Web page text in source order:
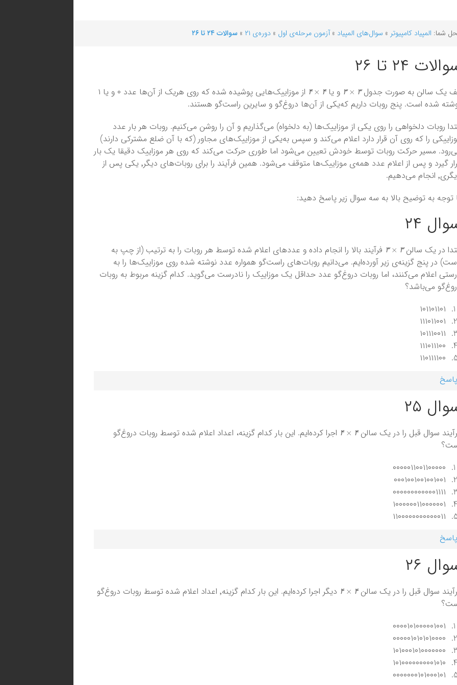
شما: المپیاد کامپیوتر » سوال‌های المپیاد »آزمون مرحله‌ی اول » دوره‌ی ۲۱ » سوالات ۲۴ تا ۲۶
۲۴ تا ۲۶
یک سالن به صورت جدول ۳ ۳
۳ و یا ۴ ۴
×۴
از موزاییک‌هایی پوشیده شده که روی هریک از آن‌ها عدد ۰ و یا ۱
شده است. پنج روبات داریم که‌یکی از آن‌ها دروغ‌گو و سایرین راست‌گو هستند.
روبات دلخواهی را روی یکی از موزاییک‌ها (به دلخواه) می‌گذاریم و آن را روشن می‌کنیم. روبات هر بار عدد
را که روی آن قرار دارد اعلام می‌کند و سپس به‌یکی از موزاییک‌های مجاور (که با آن ضلع مشترکی دارند)
مسیر حرکت روبات توسط خودش تعیین می‌شود اما طوری حرکت می‌کند که روی هر موزاییک دقیقا یک‌ بار
قرار گیرد و پس از اعلام عدد همه‌ی موزاییک‌ها متوقف می‌شود. همین فرآیند را برای روبات‌های دیگر٬ یکی پس از
انجام می‌دهیم.
توجه به توضیح بالا به سه سوال زیر پاسخ دهید:
۲۴
در یک سالن ۳ ۳
۳ فرآیند بالا را انجام داده و عددهای اعلام شده توسط هر روبات را به ترتیب (از چپ به
در پنج گزینه‌ی زیر آورده‌ایم. می‌دانیم روبات‌های راست‌گو همواره عدد نوشته شده روی موزاییک‌ها را به
اعلام می‌کنند، اما روبات دروغ‌گو عدد حداقل یک موزاییک را نادرست می‌گوید. کدام گزینه مربوط به روبات
می‌باشد؟
۱۰۱۱۰۱۱۰۱
۱۱۱۰۱۱۰۰۱
۱۰۱۱۱۰۰۱۱
۱۱۱۰۱۱۱۰۰
۱۱۰۱۱۱۱۰۰
پاسخ
۲۵
سوال قبل را در یک سالن ۴ ۴
×۴ اجرا کرده‌ایم. این بار کدام گزینه،‌ اعداد اعلام شده توسط روبات دروغ‌گو
۰۰۰۰۰۱۱۰۰۱۱۰۰۰۰۰
۰۰۰۱۰۰۱۰۰۱۰۰۱۰۰۱
۰۰۰۰۰۰۰۰۰۰۰۰۱۱۱۱
۱۰۰۰۰۰۰۱۱۰۰۰۰۰۰۱
۱۱۰۰۰۰۰۰۰۰۰۰۰۰۱۱
پاسخ
۲۶
سوال قبل را در یک سالن ۴ ۴
×۴
دیگر اجرا کرده‌ایم. این بار کدام گزینه٬‌ اعداد اعلام شده توسط روبات دروغ‌گو
۰۰۰۰۱۰۱۰۰۰۰۰۱۰۰۱
۰۰۰۰۰۱۰۱۰۱۰۱۰۰۰۰
۱۰۱۰۰۰۱۰۱۰۰۰۰۰۰۰
۱۰۱۰۰۰۰۰۰۰۰۰۱۰۱۰
۰۰۰۰۰۰۰۱۰۱۰۰۰۱۰۱